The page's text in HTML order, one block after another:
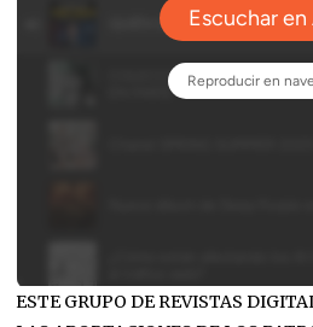
ESTE GRUPO DE REVISTAS